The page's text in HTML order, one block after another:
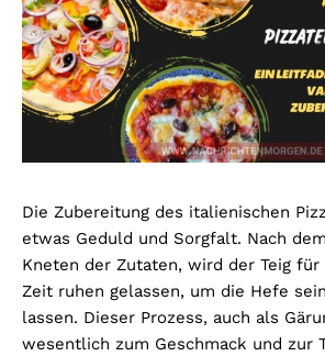
Die Zubereitung des italienischen
etwas Geduld und Sorgfalt. Nach
Kneten der Zutaten, wird der Teig
Zeit ruhen gelassen, um die Hefe
lassen. Dieser Prozess, auch als
wesentlich zum Geschmack und zur